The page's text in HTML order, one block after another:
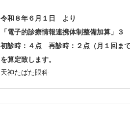
令和８年６月１日 より
「電子的診療情報連携体制整備加算」３
初診時： ４ 点 再診時：２点（月１回まで
を算定致します。
天神たばた眼科